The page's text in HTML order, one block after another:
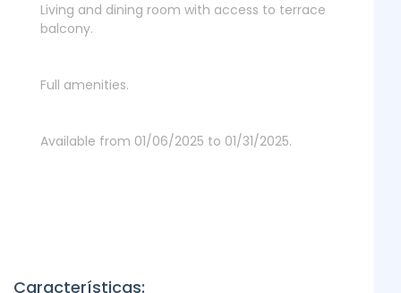
Living and dining room with access to terrace
balcony.
Full amenities.
Available from 01/06/2025 to 01/31/2025.
Características: